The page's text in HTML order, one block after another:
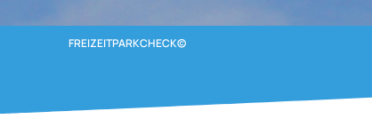
FREIZEITPARKCHECK©